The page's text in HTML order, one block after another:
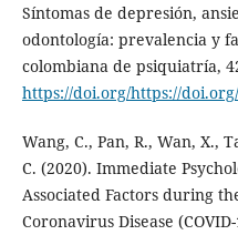
Síntomas de depresión,
odontología: prevalencia y
colombiana de psiquiatría,
https://doi.org/https://doi.org/
Wang, C., Pan, R., Wan, X.,
C. (2020). Immediate
Associated Factors during
Coronavirus Disease